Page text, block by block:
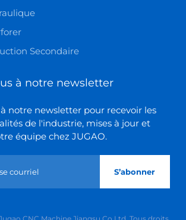
Secondaire
à notre newsletter
notre newsletter pour recevoir les
de l'industrie, mises à jour et
équipe chez JUGAO.
S’abonner